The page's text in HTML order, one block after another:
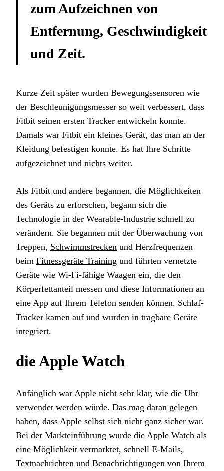
zum Aufzeichnen von
Entfernung, Geschwindigkeit
und Zeit.
Kurze Zeit später wurden Bewegungssensoren wie
der Beschleunigungsmesser so weit verbessert, dass
Fitbit seinen ersten Tracker entwickeln konnte.
Damals war Fitbit ein kleines Gerät, das man an der
Kleidung befestigen konnte. Es hat Ihre Schritte
aufgezeichnet und nichts weiter.
Als Fitbit und andere begannen, die Möglichkeiten
des Geräts zu erforschen, begann sich die
Technologie in der Wearable-Industrie schnell zu
verändern. Sie begannen mit der Überwachung von
Treppen, Schwimmstrecken und Herzfrequenzen
beim Fitnessgeräte Training und führten vernetzte
Geräte wie Wi-Fi-fähige Waagen ein, die den
Körperfettanteil messen und diese Informationen an
eine App auf Ihrem Telefon senden können. Schlaf-
Tracker kamen auf und wurden in tragbare Geräte
integriert.
die Apple Watch
Anfänglich war Apple nicht sehr klar, wie die Uhr
verwendet werden würde. Das mag daran gelegen
haben, dass Apple selbst sich nicht ganz sicher war.
Bei der Markteinführung wurde die Apple Watch als
eine Möglichkeit vermarktet, schnell E-Mails,
Textnachrichten und Benachrichtigungen von Ihrem